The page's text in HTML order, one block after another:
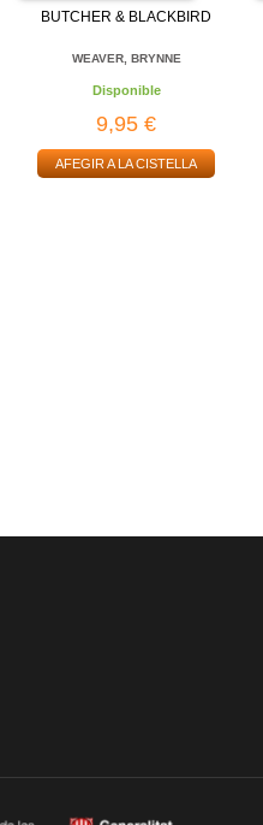
BUTCHER & BLACKBIRD
WEAVER, BRYNNE
Disponible
9,95 €
AFEGIR A LA CISTELLA